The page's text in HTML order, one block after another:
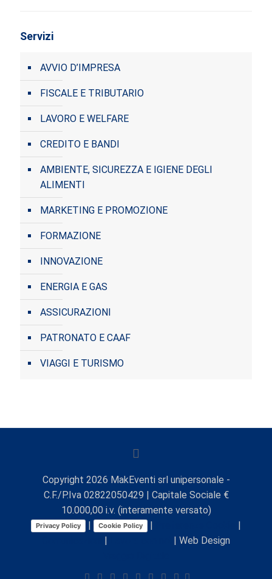
Servizi
AVVIO D’IMPRESA
FISCALE E TRIBUTARIO
LAVORO E WELFARE
CREDITO E BANDI
AMBIENTE, SICUREZZA E IGIENE DEGLI
ALIMENTI
MARKETING E PROMOZIONE
FORMAZIONE
INNOVAZIONE
ENERGIA E GAS
ASSICURAZIONI
PATRONATO E CAAF
VIAGGI E TURISMO
Copyright 2026 MakEventi srl unipersonale -
C.F./P.Iva 02822050429 | Capitale Sociale €
10.000,00 i.v. (interamente versato)
Privacy Policy Cookie Policy
| Web Design